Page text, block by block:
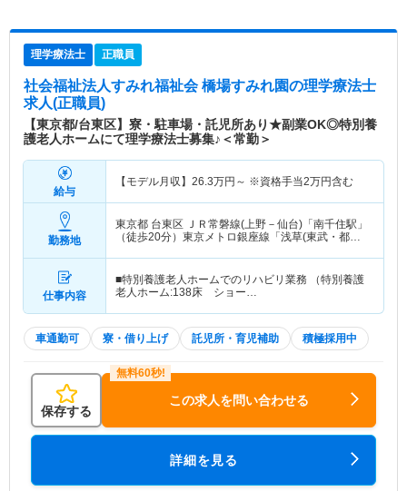
理学療法士 正職員
社会福祉法人すみれ福祉会 橋場すみれ園の理学療法士
求人(正職員)
【東京都/台東区】寮・駐車場・託児所あり★副業OK◎特別養
護老人ホームにて理学療法士募集♪＜常勤＞
給与
【モデル月収】 26.3万円～ ※資格手当2万円含む
勤務地
東京都 台東区 ＪＲ常磐線(上野－仙台)「南千住駅」
（徒歩20分）東京メトロ銀座線「浅草(東武・都
仕事内容
■特別養護老人ホームでのリハビリ業務 （特別養護
老人ホーム:138床 ショー…
車通勤可 寮・借り上げ 託児所・育児補助 積極採用中
保存する
この求人を問い合わせる
詳細を見る